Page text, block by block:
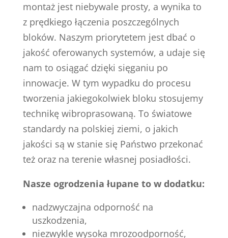
montaż jest niebywale prosty, a wynika to
z prędkiego łączenia poszczególnych
bloków. Naszym priorytetem jest dbać o
jakość oferowanych systemów, a udaje się
nam to osiągać dzięki sięganiu po
innowacje. W tym wypadku do procesu
tworzenia jakiegokolwiek bloku stosujemy
technikę wibroprasowaną. To światowe
standardy na polskiej ziemi, o jakich
jakości są w stanie się Państwo przekonać
też oraz na terenie własnej posiadłości.
Nasze ogrodzenia łupane to w dodatku:
nadzwyczajna odporność na
uszkodzenia,
niezwykle wysoka mrozoodporność,